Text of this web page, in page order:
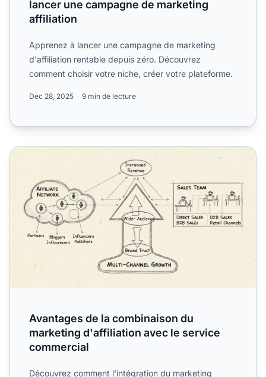
lancer une campagne de marketing
affiliation
Apprenez à lancer une campagne de marketing
d'affiliation rentable depuis zéro. Découvrez
comment choisir votre niche, créer votre plateforme.
Dec 28, 2025 9 min de lecture
Avantages de la combinaison du marketing d'affiliation
Avantages de la combinaison du
marketing d'affiliation avec le service
commercial
Découvrez comment l'intégration du marketing